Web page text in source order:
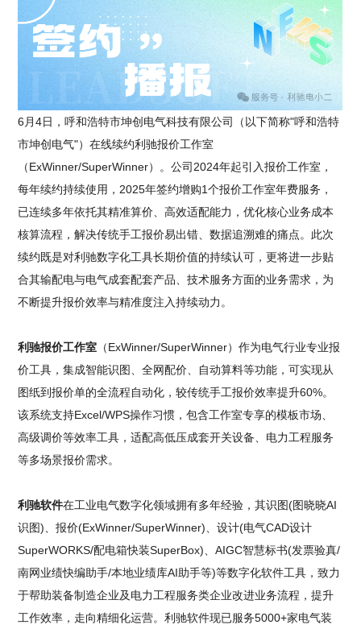
6月4日，呼和浩特市坤创电气科技有限公司（以下简称"呼和浩特
市坤创电气"）在线续约利驰报价工作室
（ExWinner/SuperWinner）。公司2024年起引入报价工作室，
每年续约持续使用，2025年签约增购1个报价工作室年费服务，
已连续多年依托其精准算价、高效适配能力，优化核心业务成本
核算流程，解决传统手工报价易出错、数据追溯难的痛点。此次
续约既是对利驰数字化工具长期价值的持续认可，更将进一步贴
合其输配电与电气成套配套产品、技术服务方面的业务需求，为
不断提升报价效率与精准度注入持续动力。
利驰报价工作室 （ExWinner/SuperWinner）作为电气行业专业报
价工具，集成智能识图、全网配价、自动算料等功能，可实现从
图纸到报价单的全流程自动化，较传统手工报价效率提升60%。
该系统支持Excel/WPS操作习惯，包含工作室专享的模板市场、
高级调价等效率工具，适配高低压成套开关设备、电力工程服务
等多场景报价需求。
利驰软件在工业电气数字化领域拥有多年经验，其识图(图晓晓AI
识图)、报价(ExWinner/SuperWinner)、设计(电气CAD设计
SuperWORKS/配电箱快装SuperBox)、AIGC智慧标书(发票验真/
南网业绩快编助手/本地业绩库AI助手等)等数字化软件工具，致力
于帮助装备制造企业及电力工程服务类企业改进业务流程，提升
工作效率，走向精细化运营。利驰软件现已服务5000+家电气装